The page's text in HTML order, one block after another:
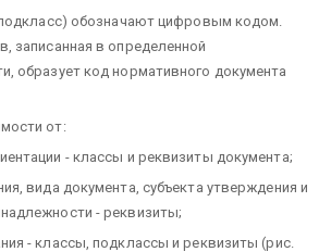
обозначают цифровым кодом.
записанная в определенной
образует код нормативного документа
от:
- классы и реквизиты документа;
вида документа, субъекта утверждения и
- реквизиты;
- классы, подклассы и реквизиты (рис.